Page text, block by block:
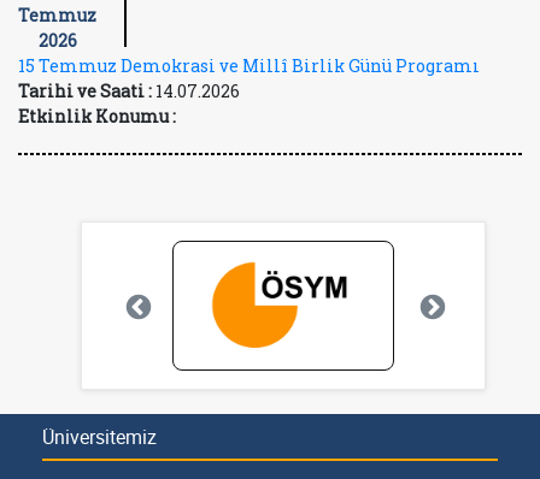
Temmuz
2026
15 Temmuz Demokrasi ve Millî Birlik Günü Programı
Tarihi ve Saati : 14.07.2026
Etkinlik Konumu :
Üniversitemiz